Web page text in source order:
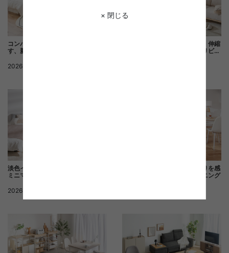
× 閉じる
コンパクトな空間でも心地よく暮ら
す、新生活ワンルームスタイル
2026.04.01
木目の温もりに黒を効かせた、伸縮
ダイニングのあるナチュラルリビン
淡色インテリアで整う。質感豊かな
ミニマルワンルーム
2026.03.12
ロースタイルで開放感。広がりを感
じるナチュラルリビングダイニング